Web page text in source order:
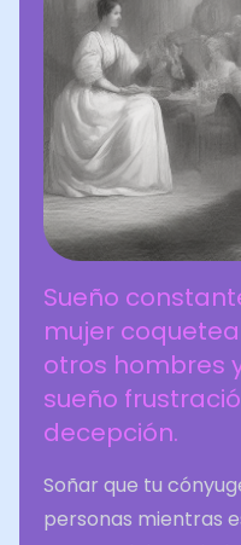
Sueño
mujer
otros hombres
sueño
decepción.
Soñar que tu
personas mientras